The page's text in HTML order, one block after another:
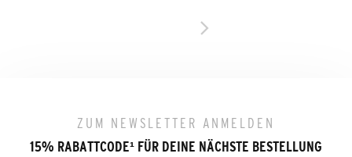
ZUM NEWSLETTER ANMELDEN
15% RABATTCODE¹ FÜR DEINE NÄCHSTE BESTELLUNG